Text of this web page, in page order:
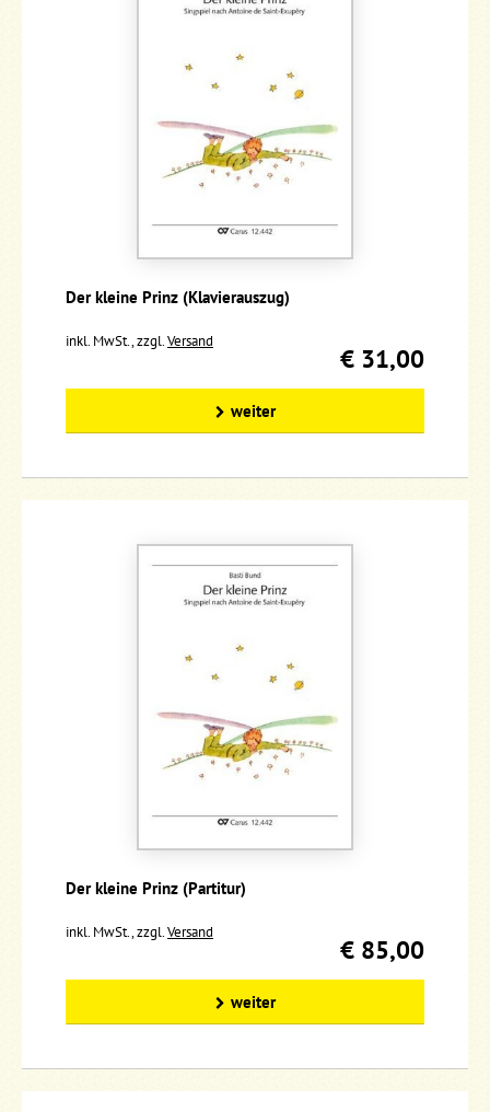
Der kleine Prinz (Klavierauszug)
inkl. MwSt., zzgl.Versand
€ 31,00
weiter
Der kleine Prinz (Partitur)
inkl. MwSt., zzgl.Versand
€ 85,00
weiter